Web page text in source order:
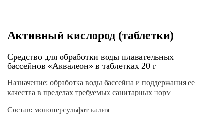
Активный кислород (таблетки)
Средство для обработки воды плавательных
бассейнов «Аквалеон» в таблетках 20 г
Назначение: обработка воды бассейна и поддержания ее
качества в пределах требуемых санитарных норм
Состав: моноперсульфат калия